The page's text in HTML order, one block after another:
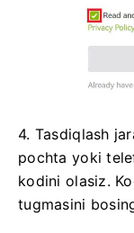
4. Tasdiqlash
pochta yoki
kodini olasiz.
tugmasini